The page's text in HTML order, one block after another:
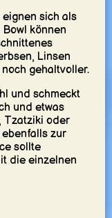
sich als
können
Linsen
gehaltvoller.
und schmeckt
und etwas
Tzatziki oder
zur
sollte
die einzelnen